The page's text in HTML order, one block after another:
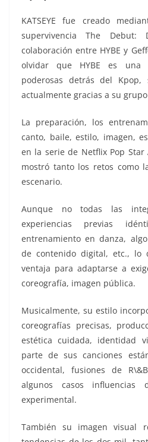
KATSEYE fue creado
supervivencia The Debut:
colaboración entre HYBE y
olvidar que HYBE es una
poderosas detrás del Kpop,
actualmente gracias a su grupo
La preparación, los
canto, baile, estilo, imagen,
en la serie de Netflix Pop Star
mostró tanto los retos como
escenario.
Aunque no todas las
experiencias previas
entrenamiento en danza,
de contenido digital, etc., lo
ventaja para adaptarse a
coreografía, imagen pública.
Musicalmente, su estilo
coreografías precisas,
estética cuidada, identidad
parte de sus canciones
occidental, fusiones de
algunos casos
experimental.
También su imagen visual